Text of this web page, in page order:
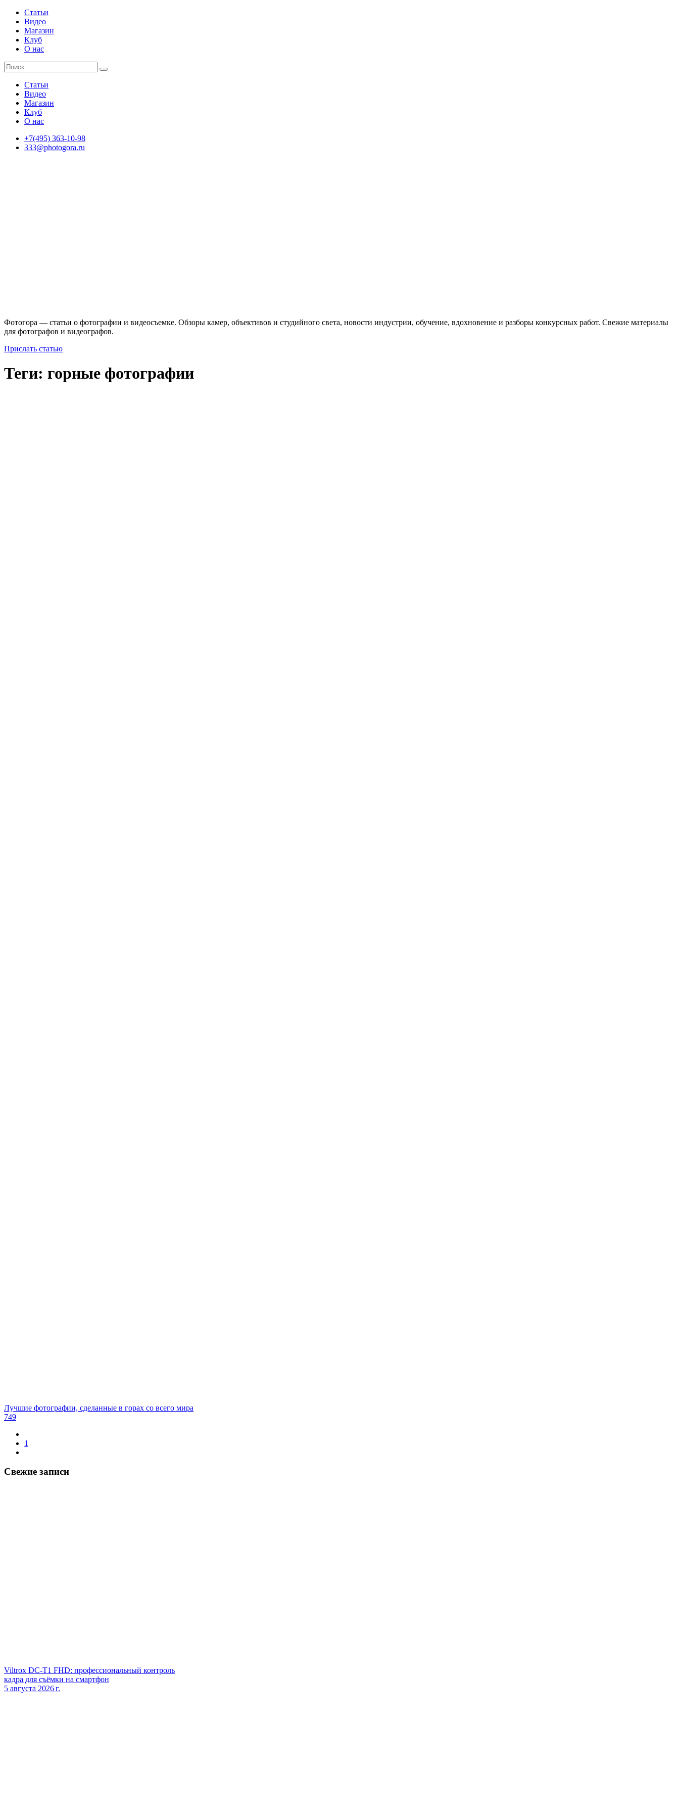
Статьи
Видео
Магазин
Клуб
О нас
Статьи
Видео
Магазин
Клуб
О нас
+7(495) 363-10-98
333@photogora.ru
Фотогора — статьи о фотографии и видеосъемке. Обзоры камер, объективов и студийного света, новости индустрии, обучение, вдохновение и разборы конкурсных работ. Свежие материалы
для фотографов и видеографов.
Прислать статью
Теги: горные фотографии
Лучшие фотографии, сделанные в горах со всего мира
749
1
Свежие записи
Viltrox DC‑T1 FHD: профессиональный контроль
кадра для съёмки на смартфон
5 августа 2026 г.